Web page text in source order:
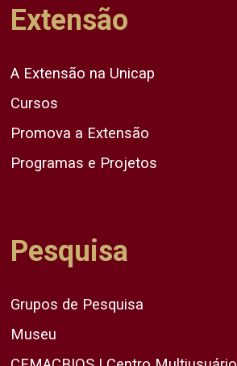
Extensão
A Extensão na Unicap
Cursos
Promova a Extensão
Programas e Projetos
Pesquisa
Grupos de Pesquisa
Museu